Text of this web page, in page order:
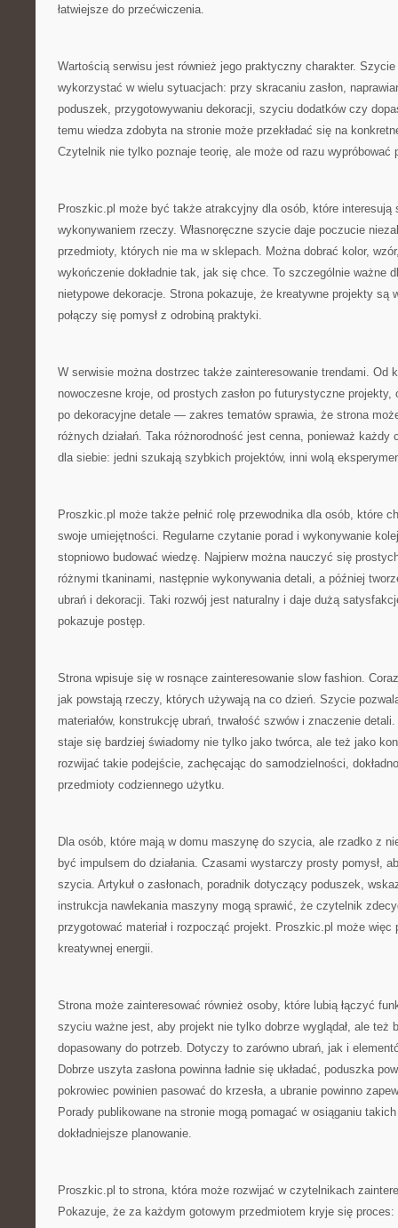
łatwiejsze do przećwiczenia.
Wartością serwisu jest również jego praktyczny charakter.
wykorzystać w wielu sytuacjach: przy skracaniu zasłon,
poduszek, przygotowywaniu dekoracji, szyciu dodatków czy
temu wiedza zdobyta na stronie może przekładać się na
Czytelnik nie tylko poznaje teorię, ale może od razu wypróbować
Proszkic.pl może być także atrakcyjny dla osób, które interesują
wykonywaniem rzeczy. Własnoręczne szycie daje poczucie
przedmioty, których nie ma w sklepach. Można dobrać kolor,
wykończenie dokładnie tak, jak się chce. To szczególnie ważne
nietypowe dekoracje. Strona pokazuje, że kreatywne projekty są
połączy się pomysł z odrobiną praktyki.
W serwisie można dostrzec także zainteresowanie trendami. Od
nowoczesne kroje, od prostych zasłon po futurystyczne projekty,
po dekoracyjne detale — zakres tematów sprawia, że strona
różnych działań. Taka różnorodność jest cenna, ponieważ
dla siebie: jedni szukają szybkich projektów, inni wolą
Proszkic.pl może także pełnić rolę przewodnika dla osób, które
swoje umiejętności. Regularne czytanie porad i wykonywanie
stopniowo budować wiedzę. Najpierw można nauczyć się
różnymi tkaninami, następnie wykonywania detali, a później
ubrań i dekoracji. Taki rozwój jest naturalny i daje dużą
pokazuje postęp.
Strona wpisuje się w rosnące zainteresowanie slow fashion.
jak powstają rzeczy, których używają na co dzień. Szycie
materiałów, konstrukcję ubrań, trwałość szwów i znaczenie
staje się bardziej świadomy nie tylko jako twórca, ale też jako
rozwijać takie podejście, zachęcając do samodzielności,
przedmioty codziennego użytku.
Dla osób, które mają w domu maszynę do szycia, ale rzadko z
być impulsem do działania. Czasami wystarczy prosty pomysł,
szycia. Artykuł o zasłonach, poradnik dotyczący poduszek,
instrukcja nawlekania maszyny mogą sprawić, że czytelnik
przygotować materiał i rozpocząć projekt. Proszkic.pl może więc
kreatywnej energii.
Strona może zainteresować również osoby, które lubią łączyć
szyciu ważne jest, aby projekt nie tylko dobrze wyglądał, ale też
dopasowany do potrzeb. Dotyczy to zarówno ubrań, jak i
Dobrze uszyta zasłona powinna ładnie się układać, poduszka
pokrowiec powinien pasować do krzesła, a ubranie powinno
Porady publikowane na stronie mogą pomagać w osiąganiu
dokładniejsze planowanie.
Proszkic.pl to strona, która może rozwijać w czytelnikach
Pokazuje, że za każdym gotowym przedmiotem kryje się proces: